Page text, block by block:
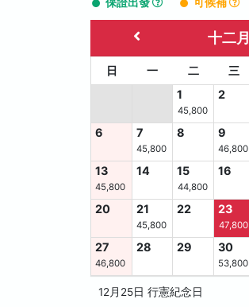
十二月
日 一 二 三
1
45,800
2
6 7
45,800
8 9
46,800
13
45,800
14 15
44,800
16
20 21
45,800
22 23
47,800
27
46,800
28 29 30
53,800
12月25日 行憲紀念日